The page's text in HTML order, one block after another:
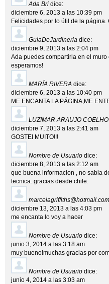
Ada Bri dice:
diciembre 6, 2013 a las 10:39 pm
Felicidades por lo útil de la
GuiaDeJardineria dice:
diciembre 9, 2013 a las 2:04 pm
Ada puedes compartirla en el
esperamos!
MARÍA RIVERA dice:
diciembre 6, 2013 a las 10:40 pm
ME ENCANTA LA PÁGINA,ME
LUZIMAR ARAUJO COELHO
diciembre 7, 2013 a las 2:41 am
GOSTEI MUITO!!!
Nombre de Usuario dice:
diciembre 8, 2013 a las 2:12 am
que buena informacion , no sabia
tecnica..gracias desde chile.
marcelagriffiths@hotmail.com
diciembre 13, 2013 a las 4:03 pm
me encanta lo voy a hacer
Nombre de Usuario dice:
junio 3, 2014 a las 3:18 am
muy bueno!muchas gracias por
Nombre de Usuario dice:
junio 4, 2014 a las 3:03 am